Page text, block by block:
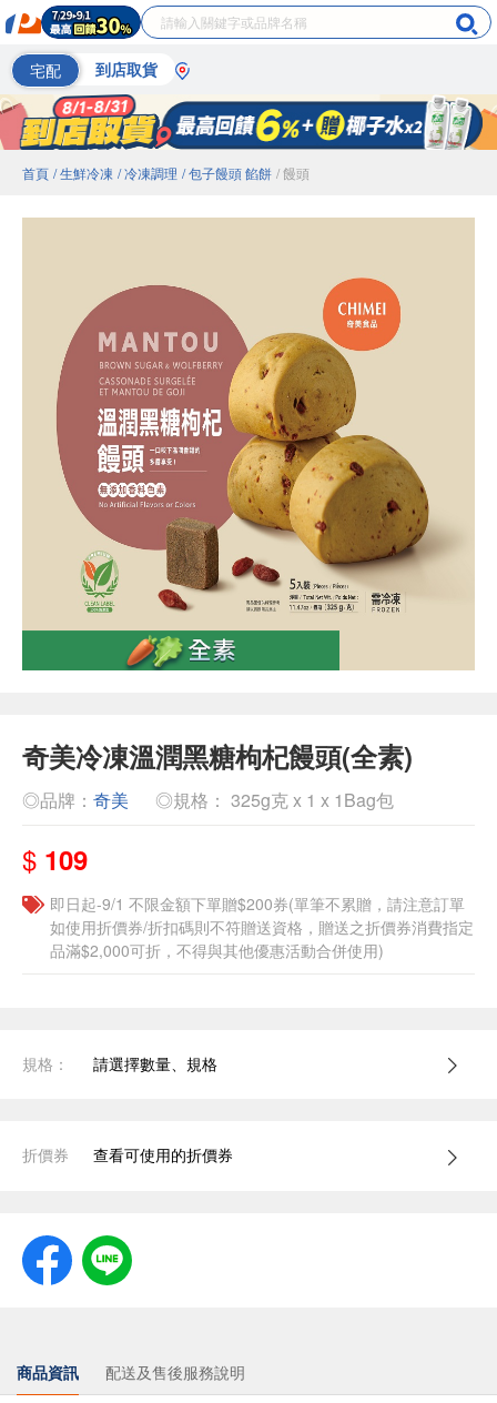
宅配 到店取貨
首頁 / 生鮮冷凍 / 冷凍調理 / 包子饅頭 餡餅 / 饅頭
奇美冷凍溫潤黑糖枸杞饅頭(全素)
◎品牌： 奇美 ◎規格： 325g克 x 1 x 1Bag包
$ 109
即日起-9/1 不限金額下單贈$200券(單筆不累贈，請注意訂單
如使用折價券/折扣碼則不符贈送資格，贈送之折價券消費指定
品滿$2,000可折，不得與其他優惠活動合併使用)
規格： 請選擇數量、規格
折價券 查看可使用的折價券
商品資訊 配送及售後服務說明